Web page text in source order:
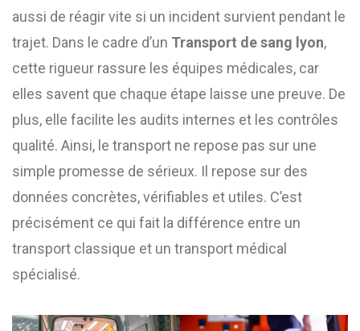
aussi de réagir vite si un incident survient pendant le
trajet. Dans le cadre d’un Transport de sang lyon,
cette rigueur rassure les équipes médicales, car
elles savent que chaque étape laisse une preuve. De
plus, elle facilite les audits internes et les contrôles
qualité. Ainsi, le transport ne repose pas sur une
simple promesse de sérieux. Il repose sur des
données concrètes, vérifiables et utiles. C’est
précisément ce qui fait la différence entre un
transport classique et un transport médical
spécialisé.